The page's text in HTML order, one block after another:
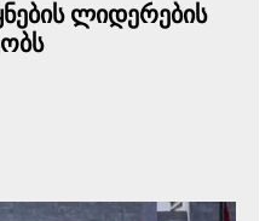
ლიდერების